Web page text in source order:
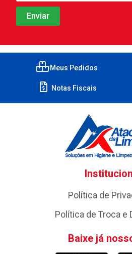
Meus Pedidos
Notas Fiscais
Política de
Política de Troca e
Baixe já